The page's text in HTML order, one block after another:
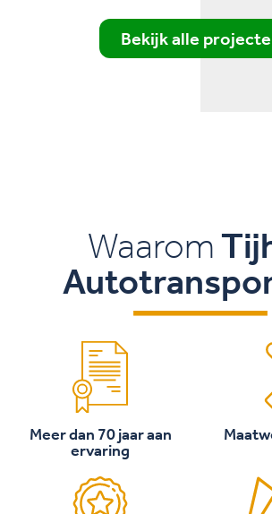
Bekijk alle
Waarom
Meer dan 70 jaar aan
ervaring